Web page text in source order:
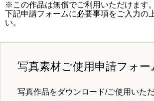
※この作品は無償でご利用いただけます
下記申請フォームに必要事項をご入力の
い。
写真素材ご使用申請フォー
写真作品をダウンロード/ご使用いた